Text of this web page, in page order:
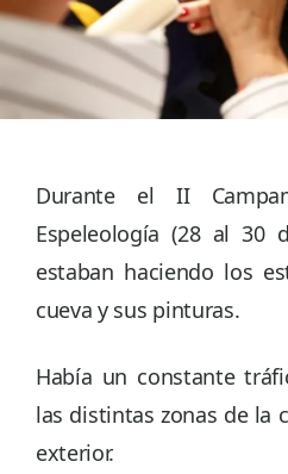
Durante el II
Espeleología (28 al 30
estaban haciendo los
cueva y sus pinturas.
Había un constante
las distintas zonas de la
exterior.